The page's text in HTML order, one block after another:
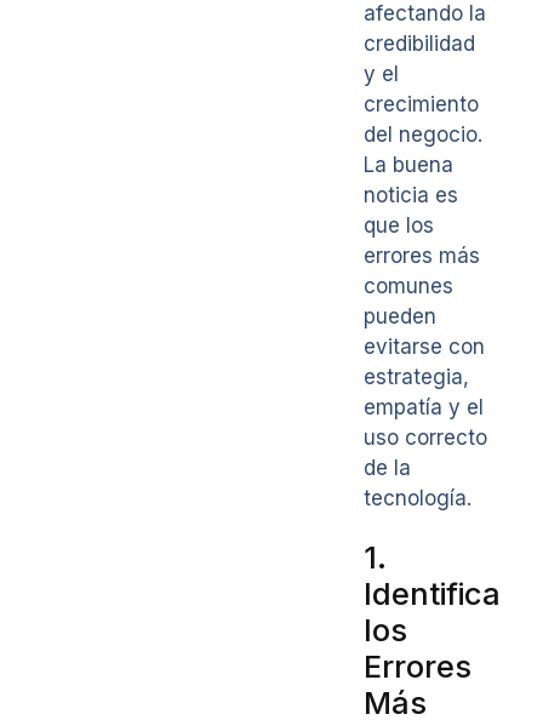
afectando la
credibilidad
y el
crecimiento
del negocio.
La buena
noticia es
que los
errores más
comunes
pueden
evitarse con
estrategia,
empatía y el
uso correcto
de la
tecnología.
1.
Identifica
los
Errores
Más